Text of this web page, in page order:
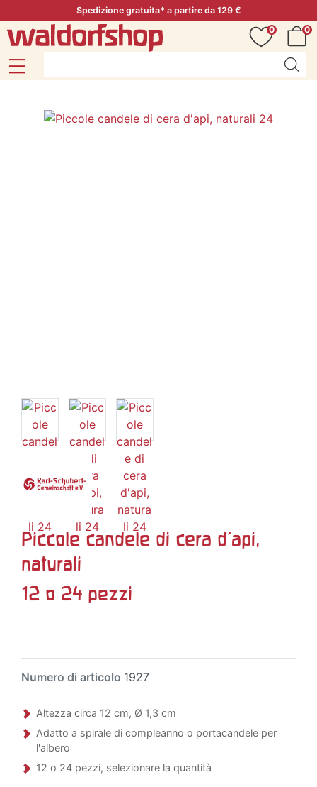
Spedizione gratuita* a partire da 129 €
0
0
Piccole candele di cera d'api,
naturali
12 o 24 pezzi
Numero di articolo 1927
Altezza circa 12 cm, Ø 1,3 cm
Adatto a spirale di compleanno o portacandele per
l'albero
12 o 24 pezzi, selezionare la quantità